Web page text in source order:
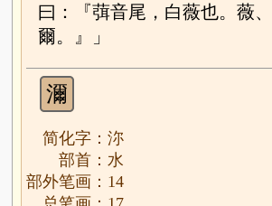
曰：『葞音尾，白薇也。薇
爾。』」
濔
简化字：沵
部首：水
部外笔画：14